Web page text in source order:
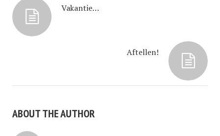
Vakantie…
Aftellen!
ABOUT THE AUTHOR